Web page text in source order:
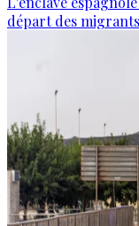
départ des migrants